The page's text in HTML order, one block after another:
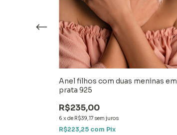
Anel filhos com duas meninas em
prata 925
R$235,00
6 x de R$39,17 sem juros
R$223,25 com Pix